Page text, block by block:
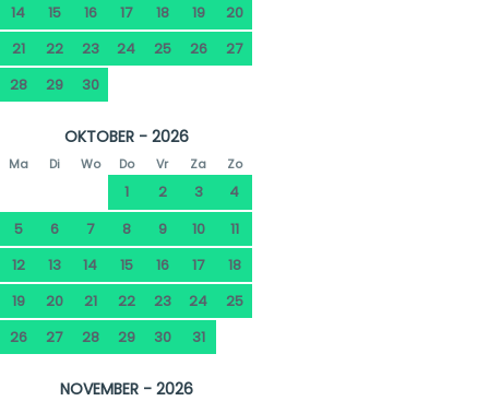
14
15 16 17 18 19
20
21
22 23 24 25 26
27
28
29 30
OKTOBER - 2026
Ma Di Wo Do Vr Za Zo
1 2 3
4
5
6 7 8 9 10
11
12
13 14 15 16 17
18
19
20 21 22 23 24
25
26
27 28 29 30 31
NOVEMBER - 2026